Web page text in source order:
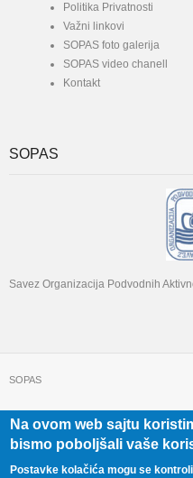
Politika Privatnosti
Važni linkovi
SOPAS foto galerija
SOPAS video chanell
Kontakt
SOPAS
Savez Organizacija Podvodnih
SOPAS
+381 11 322 22 32
Na ovom web sajtu
bismo poboljšali vaše
Postavke kolačića mogu se